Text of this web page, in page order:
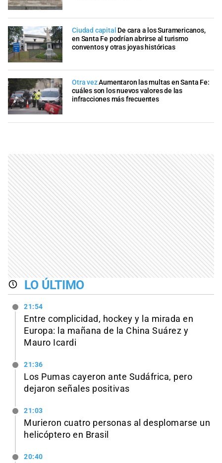
Ciudad capital De cara a los Suramericanos,
en Santa Fe podrían abrirse al turismo
conventos y otras joyas históricas
Otra vezAumentaron las multas en Santa Fe:
cuáles son los nuevos valores de las
infracciones más frecuentes
LO ÚLTIMO
21:54
Entre complicidad, hockey y la mirada en
Europa: la mañana de la China Suárez y
Mauro Icardi
21:36
Los Pumas cayeron ante Sudáfrica, pero
dejaron señales positivas
21:03
Murieron cuatro personas al desplomarse un
helicóptero en Brasil
20:40